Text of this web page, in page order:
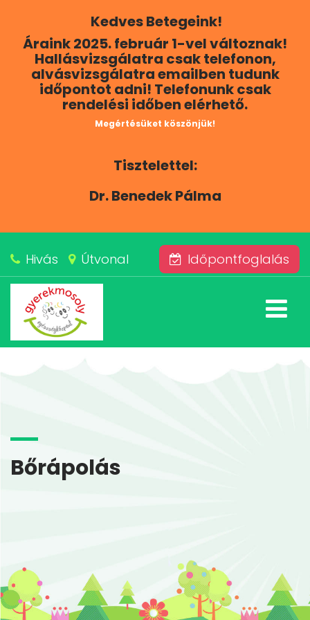
Kedves Betegeink!
Áraink 2025. február 1-vel változnak!
Hallásvizsgálatra csak telefonon,
alvásvizsgálatra emailben tudunk
időpontot adni! Telefonunk csak
rendelési időben elérhető.
Megértésüket köszönjük!
Tisztelettel:
Dr. Benedek Pálma
Hivás Útvonal Időpontfoglalás
Bőrápolás
RÓLUNK
KAPCSOLAT
SZOLGÁLTATÁSAINK